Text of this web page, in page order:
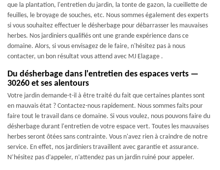
que la plantation, l'entretien du jardin, la tonte de gazon, la cueillette de
feuilles, le broyage de souches, etc. Nous sommes également des experts
si vous souhaitez effectuer le désherbage pour débarrasser les mauvaises
herbes. Nos jardiniers qualifiés ont une grande expérience dans ce
domaine. Alors, si vous envisagez de le faire, n'hésitez pas à nous
contacter, un bon résultat vous attend avec MJ Elagage .
Du désherbage dans l'entretien des espaces verts —
30260 et ses alentours
Votre jardin demande-t-il à être traité du fait que certaines plantes sont
en mauvais état ? Contactez-nous rapidement. Nous sommes faits pour
faire tout le travail dans ce domaine. Si vous voulez, nous pouvons faire du
désherbage durant l'entretien de votre espace vert. Toutes les mauvaises
herbes seront ôtées sans contrainte. Vous n'avez rien à craindre de notre
service. En effet, nos jardiniers travaillent avec garantie et assurance.
N’hésitez pas d’appeler, n’attendez pas un jardin ruiné pour appeler.